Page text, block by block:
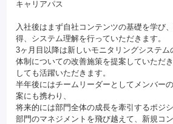
キャリアパス
入社後はまず自社コンテンツの基礎を学び
得、システム理解を行っていただきます。
3ヶ月目以降は新しいモニタリングシステム
体制についての改善施策を提案していただ
しても活躍いただきます。
半年後にはチームリーダーとしてメンバー
案にも携わり、
将来的には部門全体の成長を牽引するポジ
部門のマネジメントを飛び越えて、新規コ